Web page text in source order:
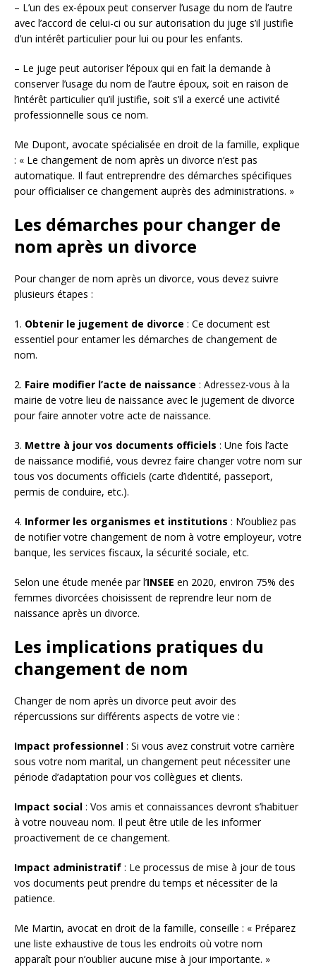
– L’un des ex-époux peut conserver l’usage du nom de l’autre
avec l’accord de celui-ci ou sur autorisation du juge s’il justifie
d’un intérêt particulier pour lui ou pour les enfants.
– Le juge peut autoriser l’époux qui en fait la demande à
conserver l’usage du nom de l’autre époux, soit en raison de
l’intérêt particulier qu’il justifie, soit s’il a exercé une activité
professionnelle sous ce nom.
Me Dupont, avocate spécialisée en droit de la famille, explique
: « Le changement de nom après un divorce n’est pas
automatique. Il faut entreprendre des démarches spécifiques
pour officialiser ce changement auprès des administrations. »
Les démarches pour changer de
nom après un divorce
Pour changer de nom après un divorce, vous devez suivre
plusieurs étapes :
1. Obtenir le jugement de divorce : Ce document est
essentiel pour entamer les démarches de changement de
nom.
2. Faire modifier l’acte de naissance : Adressez-vous à la
mairie de votre lieu de naissance avec le jugement de divorce
pour faire annoter votre acte de naissance.
3. Mettre à jour vos documents officiels : Une fois l’acte
de naissance modifié, vous devrez faire changer votre nom sur
tous vos documents officiels (carte d’identité, passeport,
permis de conduire, etc.).
4. Informer les organismes et institutions : N’oubliez pas
de notifier votre changement de nom à votre employeur, votre
banque, les services fiscaux, la sécurité sociale, etc.
Selon une étude menée par l’INSEE en 2020, environ 75% des
femmes divorcées choisissent de reprendre leur nom de
naissance après un divorce.
Les implications pratiques du
changement de nom
Changer de nom après un divorce peut avoir des
répercussions sur différents aspects de votre vie :
Impact professionnel : Si vous avez construit votre carrière
sous votre nom marital, un changement peut nécessiter une
période d’adaptation pour vos collègues et clients.
Impact social : Vos amis et connaissances devront s’habituer
à votre nouveau nom. Il peut être utile de les informer
proactivement de ce changement.
Impact administratif : Le processus de mise à jour de tous
vos documents peut prendre du temps et nécessiter de la
patience.
Me Martin, avocat en droit de la famille, conseille : « Préparez
une liste exhaustive de tous les endroits où votre nom
apparaît pour n’oublier aucune mise à jour importante. »